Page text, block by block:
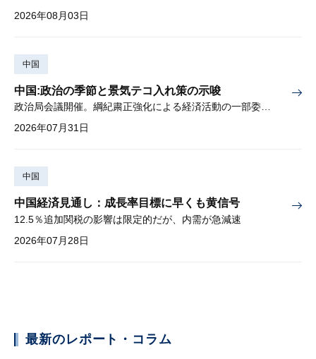
2026年08月03日
中国
中国:政治の季節と景気テコ入れ策の示唆
政治局会議開催。綱紀粛正強化による経済活動の一部委縮懸念
2026年07月31日
中国
中国経済見通し：成長率目標に早くも黄信号
12.5％追加関税の影響は限定的だが、内需が急減速
2026年07月28日
最新のレポート・コラム